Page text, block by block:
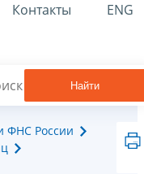
Контакты ENG
Найти
ФНС России